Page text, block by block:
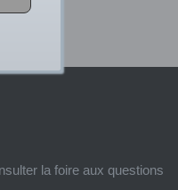
la foire aux questions